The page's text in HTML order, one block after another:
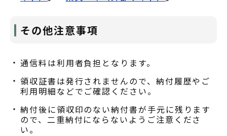
その他注意事項
通信料は利用者負担となります。
領収証書は発行されませんので、納付履歴やご
利用明細などでご確認ください。
納付後に領収印のない納付書が手元に残ります
ので、二重納付にならないようご注意くださ
い。